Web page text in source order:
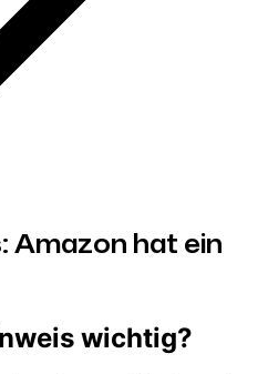
Amazon hat ein
wichtig?